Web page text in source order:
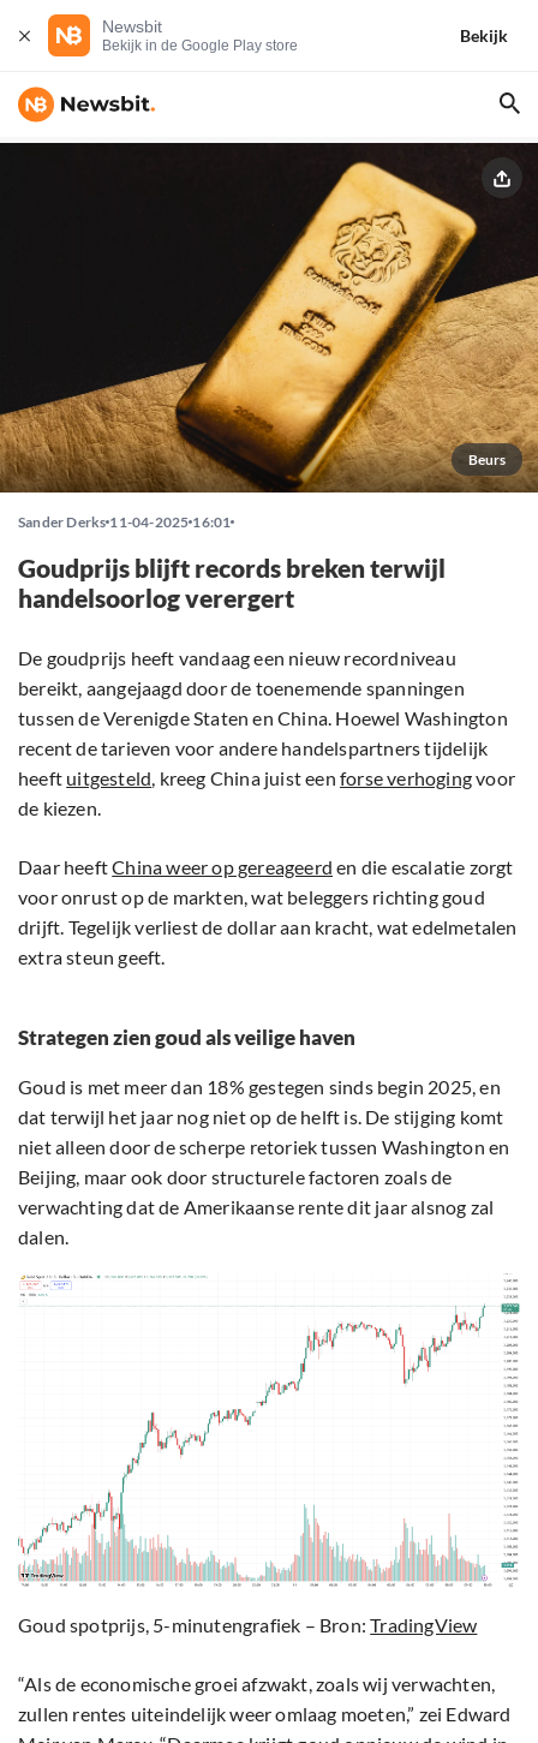
Newsbit
Bekijk in de Google Play store
Bekijk
Beurs
Sander Derks 11-04-2025 16:01
Goudprijs blijft records breken terwijl
handelsoorlog verergert
De goudprijs heeft vandaag een nieuw recordniveau
bereikt, aangejaagd door de toenemende spanningen
tussen de Verenigde Staten en China. Hoewel Washington
recent de tarieven voor andere handelspartners tijdelijk
heeft uitgesteld, kreeg China juist eenforse verhogingvoor
de kiezen.
Daar heeftChina weer op gereageerd en die escalatie zorgt
voor onrust op de markten, wat beleggers richting goud
drijft. Tegelijk verliest de dollar aan kracht, wat edelmetalen
extra steun geeft.
Strategen zien goud als veilige haven
Goud is met meer dan 18% gestegen sinds begin 2025, en
dat terwijl het jaar nog niet op de helft is. De stijging komt
niet alleen door de scherpe retoriek tussen Washington en
Beijing, maar ook door structurele factoren zoals de
verwachting dat de Amerikaanse rente dit jaar alsnog zal
dalen.
Goud spotprijs, 5-minutengrafiek – Bron:TradingView
“Als de economische groei afzwakt, zoals wij verwachten,
zullen rentes uiteindelijk weer omlaag moeten,” zei Edward